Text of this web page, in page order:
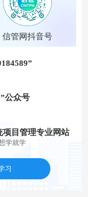
信管网抖音号
公众号
项目管理专业网站
学就学
习